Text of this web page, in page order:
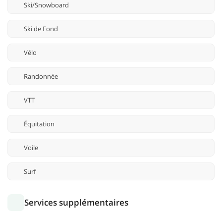
Ski/Snowboard
Ski de Fond
Vélo
Randonnée
VTT
Équitation
Voile
Surf
Services supplémentaires